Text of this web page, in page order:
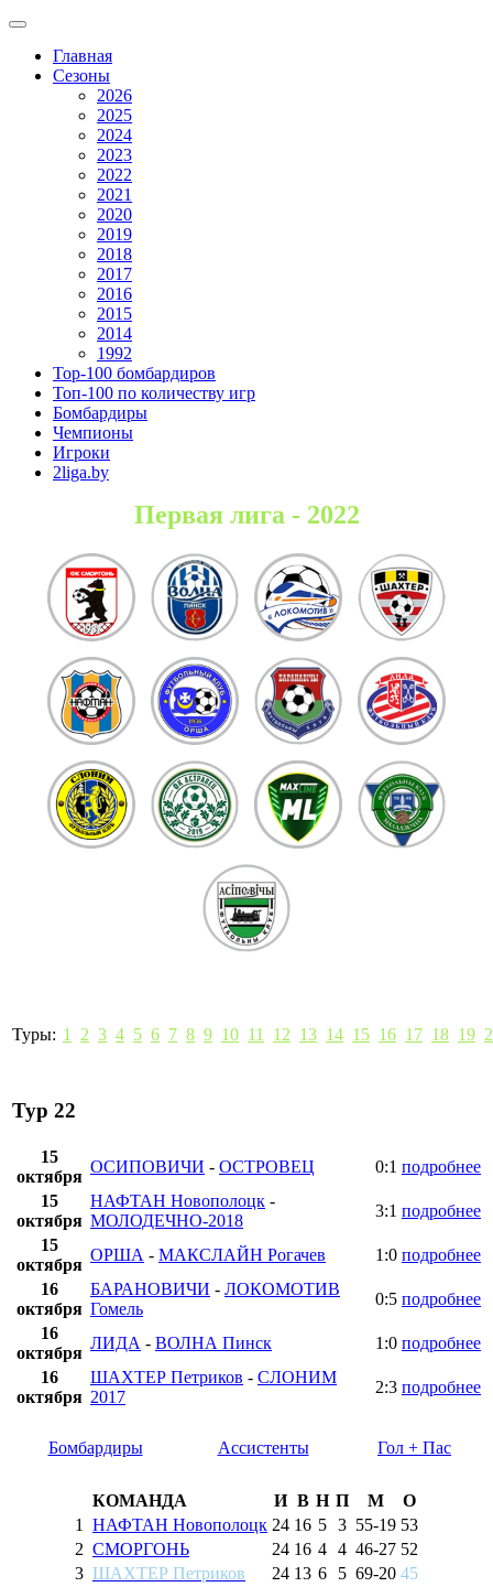
Главная
Сезоны
2026
2025
2024
2023
2022
2021
2020
2019
2018
2017
2016
2015
2014
1992
Top-100 бомбардиров
Топ-100 по количеству игр
Бомбардиры
Чемпионы
Игроки
2liga.by
Первая лига - 2022
Туры: 1 2 3 4 5 6 7 8 9 10 11 12 13 14 15 16 17 18 19
Тур 22
15
октября
ОСИПОВИЧИ - ОСТРОВЕЦ 0:1 подробнее
15
октября
НАФТАН Новополоцк -
МОЛОДЕЧНО-2018
3:1 подробнее
15
октября
ОРША - МАКСЛАЙН Рогачев 1:0 подробнее
16
октября
БАРАНОВИЧИ - ЛОКОМОТИВ
Гомель
0:5 подробнее
16
октября
ЛИДА - ВОЛНА Пинск 1:0 подробнее
16
октября
ШАХТЕР Петриков - СЛОНИМ
2017
2:3 подробнее
Бомбардиры Ассистенты Гол + Пас
КОМАНДА И В Н П М
О
1
НАФТАН Новополоцк 24 16 5 3 55-19 53
2 СМОРГОНЬ 24 16 4 4 46-27 52
3 ШАХТЕР Петриков 24 13 6 5 69-20 45